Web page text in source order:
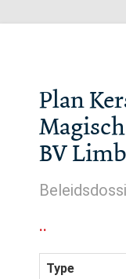
Plan
BV
..
Type